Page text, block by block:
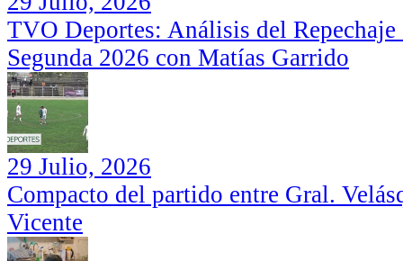
TVO Deportes: Análisis del
Segunda 2026 con Matías Garrido
29 Julio, 2026
Compacto del partido entre Gral.
Vicente